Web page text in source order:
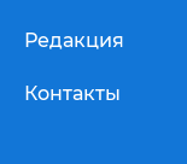
Редакция
Контакты